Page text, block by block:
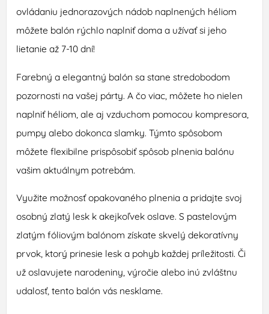
ovládaniu jednorazových nádob naplnených héliom
môžete balón rýchlo naplniť doma a užívať si jeho
lietanie až 7-10 dní!
Farebný a elegantný balón sa stane stredobodom
pozornosti na vašej párty. A čo viac, môžete ho nielen
naplniť héliom, ale aj vzduchom pomocou kompresora,
pumpy alebo dokonca slamky. Týmto spôsobom
môžete flexibilne prispôsobiť spôsob plnenia balónu
vašim aktuálnym potrebám.
Využite možnosť opakovaného plnenia a pridajte svoj
osobný zlatý lesk k akejkoľvek oslave. S pastelovým
zlatým fóliovým balónom získate skvelý dekoratívny
prvok, ktorý prinesie lesk a pohyb každej príležitosti. Či
už oslavujete narodeniny, výročie alebo inú zvláštnu
udalosť, tento balón vás nesklame.